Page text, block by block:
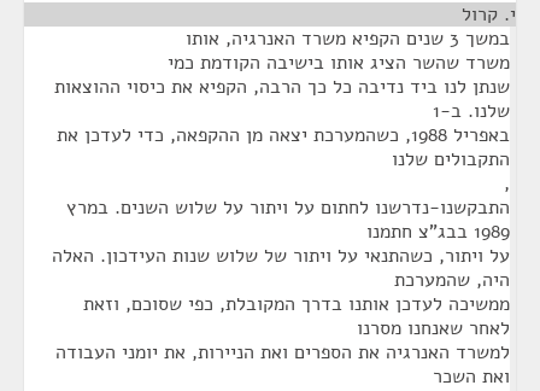
י. קרול
במשך 3 שנים הקפיא משרד האנרגיה, אותו
משרד שהשר הציג אותו בישיבה הקודמת כמי
שנתן לנו ביד נדיבה כל כך הרבה, הקפיא את כיסוי ההוצאות
שלנו. ב-1
באפריל 1988, כשהמערכת יצאה מן ההקפאה, כדי לעדכן את
התקבולים שלנו
,
התבקשנו-נדרשנו לחתום על ויתור על שלוש השנים. במרץ
1989 בבג"צ חתמנו
על ויתור, כשהתנאי על ויתור של שלוש שנות העידכון. האלה
היה, שהמערכת
ממשיכה לעדכן אותנו בדרך המקובלת, כפי שסוכם, וזאת
לאחר שאנחנו מסרנו
למשרד האנרגיה את הספרים ואת הניירות, את יומני העבודה
ואת השכר